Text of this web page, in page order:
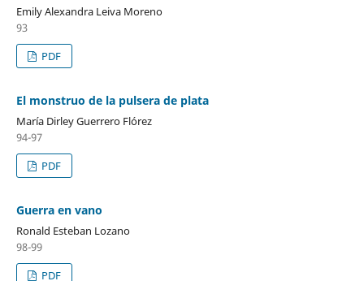
Emily Alexandra Leiva Moreno
93
PDF
El monstruo de la pulsera de plata
María Dirley Guerrero Flórez
94-97
PDF
Guerra en vano
Ronald Esteban Lozano
98-99
PDF